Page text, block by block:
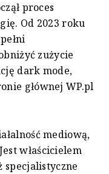
proces
Od 2023 roku
zużycie
dark mode,
głównej WP.pl
mediową,
właścicielem
specjalistyczne